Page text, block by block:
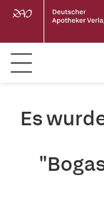
Es